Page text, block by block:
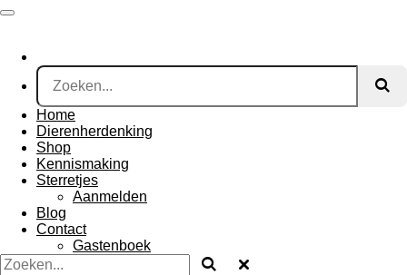
Ga
de
hoofdinhoud
Home
Dierenherdenking
Shop
Kennismaking
Sterretjes
Aanmelden
Blog
Contact
Gastenboek